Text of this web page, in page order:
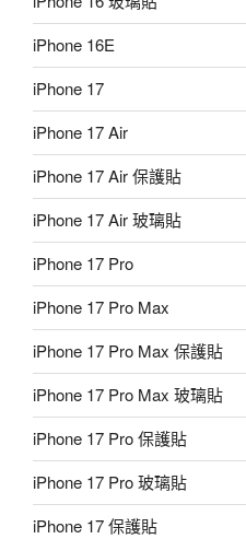
iPhone 16E
iPhone 17
iPhone 17 Air
iPhone 17 Air 保護貼
iPhone 17 Air 玻璃貼
iPhone 17 Pro
iPhone 17 Pro Max
iPhone 17 Pro Max 保護貼
iPhone 17 Pro Max 玻璃貼
iPhone 17 Pro 保護貼
iPhone 17 Pro 玻璃貼
iPhone 17 保護貼